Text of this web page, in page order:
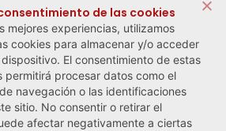
Noticia siguiente →
de las cookies
mejores experiencias, utilizamos
cookies para almacenar y/o acceder
El consentimiento de estas
permitirá procesar datos como el
navegación o las identificaciones
sitio. No consentir o retirar el
afectar negativamente a ciertas